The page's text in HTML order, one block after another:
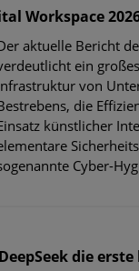
Workspace
aktuelle Bericht
ein
von
die
künstlicher
Cyber-
die